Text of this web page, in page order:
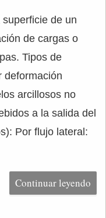
de un
de cargas o
Tipos de
deformación
arcillosos no
a la salida del
Por flujo lateral:
Continuar leyendo